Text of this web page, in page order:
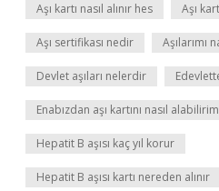
Aşı kartı nasıl alınır hes Aşı
Aşı sertifikası nedir Aşılarımı
Devlet aşıları nelerdir
Enabızdan aşı kartını nasıl alabilirim
Hepatit B aşısı kaç yıl korur
Hepatit B aşısı kartı nereden alınır